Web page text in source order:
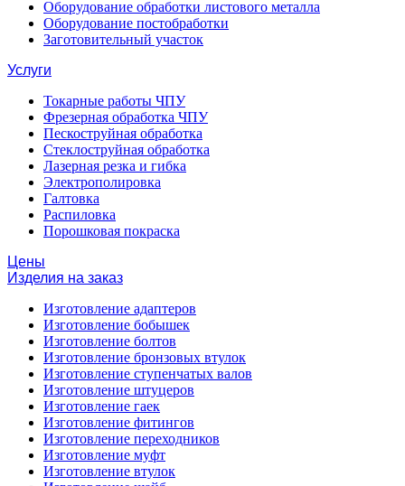
Оборудование обработки листового металла
Оборудование постобработки
Заготовительный участок
Услуги
Токарные работы ЧПУ
Фрезерная обработка ЧПУ
Пескоструйная обработка
Стеклоструйная обработка
Лазерная резка и гибка
Электрополировка
Галтовка
Распиловка
Порошковая покраска
Цены
Изделия на заказ
Изготовление адаптеров
Изготовление бобышек
Изготовление болтов
Изготовление бронзовых втулок
Изготовление ступенчатых валов
Изготовление штуцеров
Изготовление гаек
Изготовление фитингов
Изготовление переходников
Изготовление муфт
Изготовление втулок